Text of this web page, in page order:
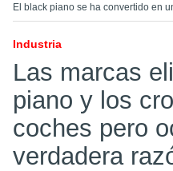
El black piano se ha convertido en
Industria
Las marcas
piano y los
coches pero
verdadera